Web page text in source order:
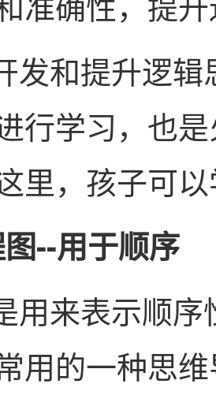
发和提升逻
行学习，也
里，孩子可
--用于顺序
用来表示顺
用的一种思